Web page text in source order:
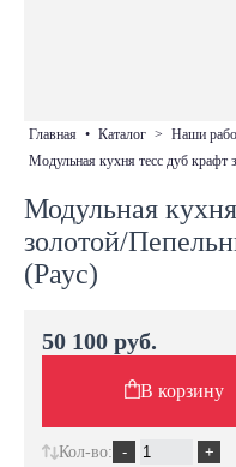
главная • каталог > наши
модульная кухня тесс дуб
Модульная
золотой/
(Раус)
50 100 руб.
В корзину
Кол-во: